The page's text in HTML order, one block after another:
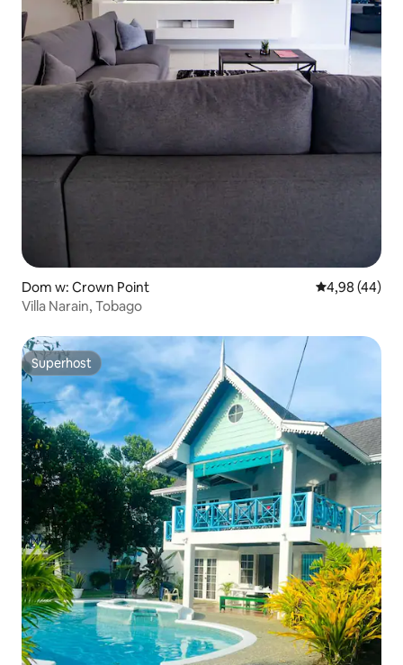
Dom w: Crown Point Średnia
4,98 (44)
Villa Narain, Tobago
Superhost
Superhost